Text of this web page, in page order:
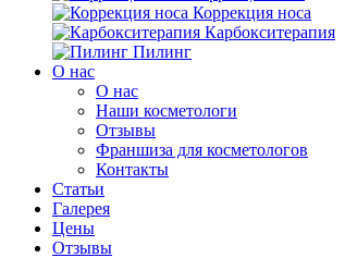
Коррекция носа
Карбокситерапия
Пилинг
O нас
O нас
Наши косметологи
Отзывы
Франшиза для косметологов
Контакты
Статьи
Галерея
Цены
Отзывы